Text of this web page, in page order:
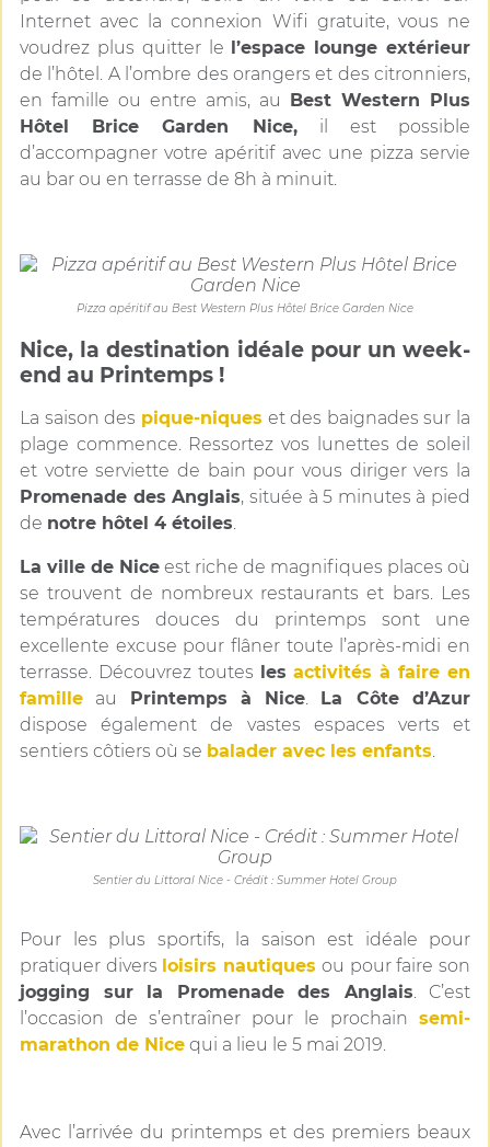
Internet avec la connexion Wifi gratuite, vous ne
voudrez plus quitter le l’espace lounge extérieur
de l’hôtel. A l’ombre des orangers et des citronniers,
en famille ou entre amis, au Best Western Plus
Hôtel Brice Garden Nice,il est possible
d’accompagner votre apéritif avec une pizza servie
au bar ou en terrasse de 8h à minuit.
Pizza apéritif au Best Western Plus Hôtel Brice Garden Nice
Nice, la destination idéale pour un week-
end au Printemps !
La saison des pique-niques et des baignades sur la
plage commence. Ressortez vos lunettes de soleil
et votre serviette de bain pour vous diriger vers la
Promenade des Anglais, située à 5 minutes à pied
de notre hôtel 4 étoiles.
La ville de Nice est riche de magnifiques places où
se trouvent de nombreux restaurants et bars. Les
températures douces du printemps sont une
excellente excuse pour flâner toute l’après-midi en
terrasse. Découvrez toutes lesactivités à faire en
famille au Printemps à Nice. La Côte d’Azur
dispose également de vastes espaces verts et
sentiers côtiers où se balader avec les enfants.
Sentier du Littoral Nice - Crédit : Summer Hotel Group
Pour les plus sportifs, la saison est idéale pour
pratiquer divers loisirs nautiques ou pour faire son
jogging sur la Promenade des Anglais. C’est
l’occasion de s’entraîner pour le prochain semi-
marathon de Nice qui a lieu le 5 mai 2019.
Avec l’arrivée du printemps et des premiers beaux